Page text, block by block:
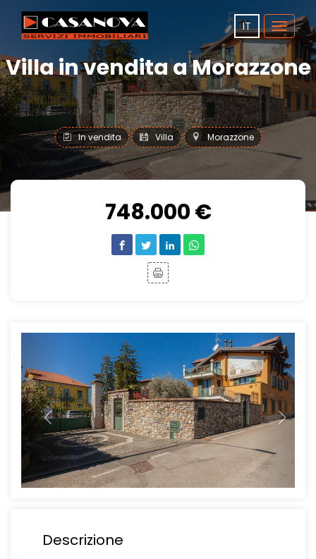
Toggle
IT
Villa in vendita a Morazzone
In vendita Villa Morazzone
748.000 €
Next
Descrizione